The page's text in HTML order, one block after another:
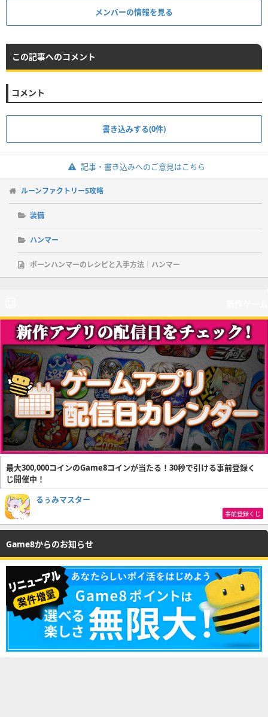
メンバーの情報を見る
この記事へのコメント
コメント
書き込みする(0件)
記事・書き込みへのご意見はこちら
ルーンファクトリー5攻略
装備
ハンマー
ボーンハンマーのレシピと入手方法｜ハンマー
最大300,000コインのGame8コインが当たる！30秒で引ける事前登録く
じ開催中！
るぅみマスター
事前登録くじ
Game8からのお知らせ